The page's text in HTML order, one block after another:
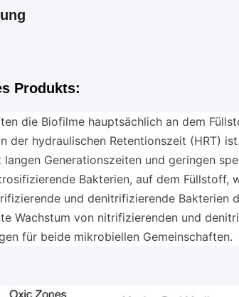
Produkts:
die Biofilme hauptsächlich an dem
der hydraulischen Retentionszeit (HRT)
Generationszeiten und geringen
Bakterien, auf dem
und denitrifizierende Bakterien
Wachstum von nitrifizierenden und
für beide mikrobiellen Gemeinschaften.